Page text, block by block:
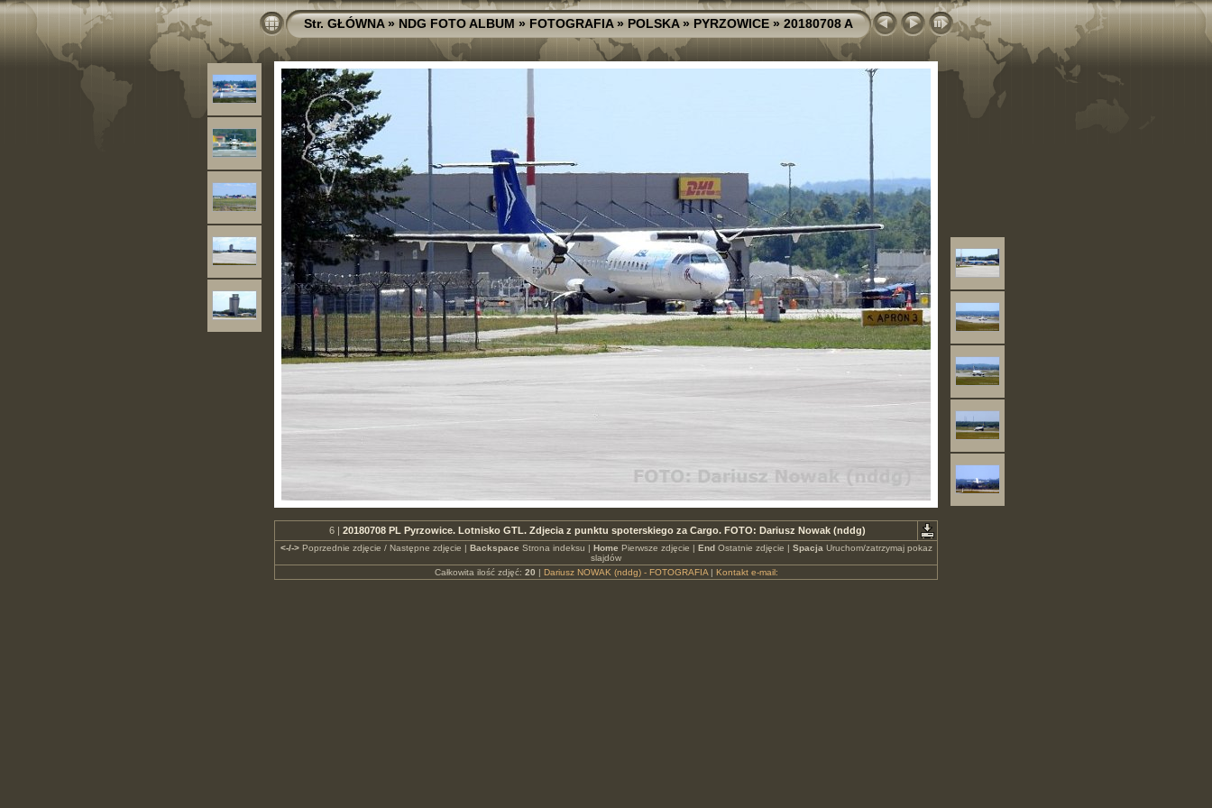
Str. GŁÓWNA»NDG FOTO ALBUM»FOTOGRAFIA»POLSKA»PYRZOWICE»20180708 A
6 | 20180708 PL Pyrzowice. Lotnisko GTL. Zdjecia z punktu spoterskiego za Cargo. FOTO: Dariusz Nowak (nddg)
<-/->Poprzednie zdjęcie / Następne zdjęcie | Backspace Strona indeksu | Home Pierwsze zdjęcie | EndOstatnie zdjęcie | Spacja Uruchom/zatrzymaj pokaz
slajdów
Całkowita ilość zdjęć: 20 | Dariusz NOWAK (nddg) - FOTOGRAFIA| Kontakt e-mail: